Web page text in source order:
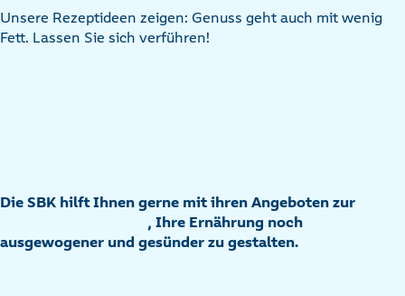
Unsere Rezeptideen zeigen: Genuss geht auch mit wenig
Fett. Lassen Sie sich verführen!
Die SBK hilft Ihnen gerne mit ihren Angeboten zur
, Ihre Ernährung noch
ausgewogener und gesünder zu gestalten.